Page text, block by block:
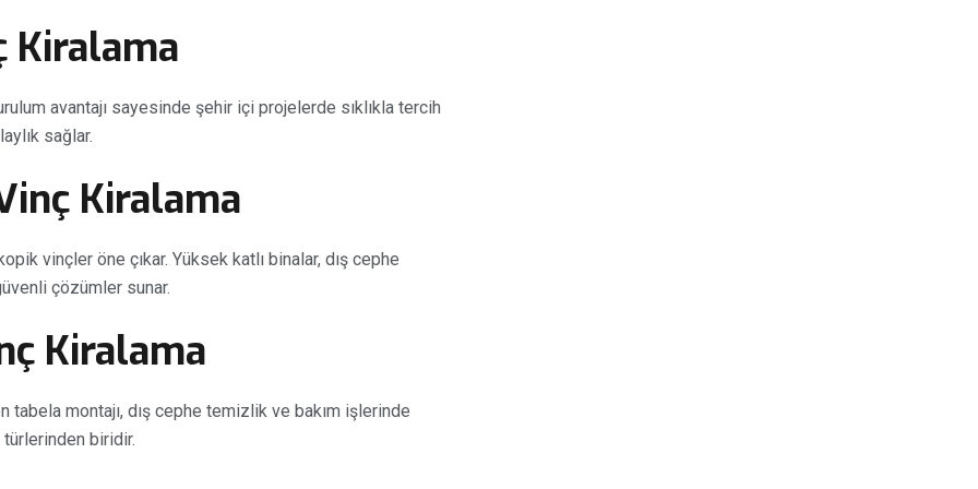
Kiralama
avantajı sayesinde şehir içi projelerde sıklıkla tercih
sağlar.
Kiralama
vinçler öne çıkar. Yüksek katlı binalar, dış cephe
çözümler sunar.
Kiralama
montajı, dış cephe temizlik ve bakım işlerinde
türlerinden biridir.